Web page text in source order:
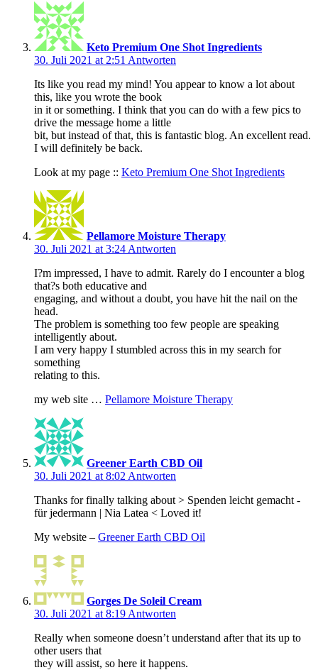
Keto Premium One Shot Ingredients
30. Juli 2021 at 2:51 Antworten
Its like you read my mind! You appear to know a lot about
this, like you wrote the book
in it or something. I think that you can do with a few pics to
drive the message home a little
bit, but instead of that, this is fantastic blog. An excellent read.
I will definitely be back.
Look at my page :: Keto Premium One Shot Ingredients
Pellamore Moisture Therapy
30. Juli 2021 at 3:24 Antworten
I?m impressed, I have to admit. Rarely do I encounter a blog
that?s both educative and
engaging, and without a doubt, you have hit the nail on the
head.
The problem is something too few people are speaking
intelligently about.
I am very happy I stumbled across this in my search for
something
relating to this.
my web site … Pellamore Moisture Therapy
Greener Earth CBD Oil
30. Juli 2021 at 8:02 Antworten
Thanks for finally talking about > Spenden leicht gemacht -
für jedermann | Nia Latea < Loved it!
My website – Greener Earth CBD Oil
Gorges De Soleil Cream
30. Juli 2021 at 8:19 Antworten
Really when someone doesn’t understand after that its up to
other users that
they will assist, so here it happens.